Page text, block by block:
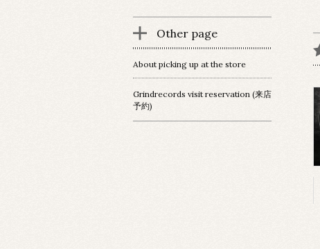
Other page
About picking up at the store
Grindrecords visit reservation (来店
予約)